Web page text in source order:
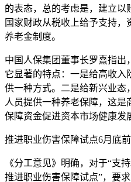
的表态，总的考虑是，建立以
国家财政从税收上给予支持
养老金制度。
中国人保集团董事长罗熹指出
它显著的特点：一是给高收入
供一种方式。二是给新兴业态
人员提供一种养老保障，这
保障资金促进资本市场健康发
推进职业伤害保障试点6月底
《分工意见》明确，对于“支
推进职业伤害保障试点”，要